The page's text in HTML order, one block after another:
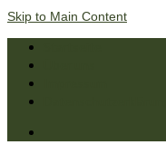
Skip to Main Content